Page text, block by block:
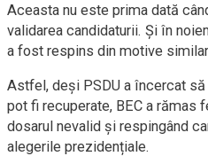
Aceasta nu este prima dată
validarea candidaturii. Și în
a fost respins din motive
Astfel, deși PSDU a încercat
pot fi recuperate, BEC a rămas
dosarul nevalid și respingând
alegerile prezidențiale.